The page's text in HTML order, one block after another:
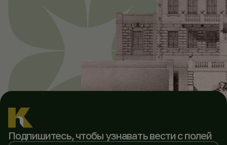
Подпишитесь, чтобы узнавать вести с полей